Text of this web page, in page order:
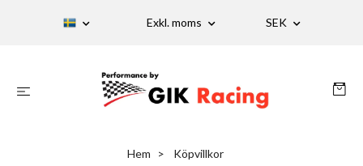
Exkl. moms SEK
Hem Köpvillkor